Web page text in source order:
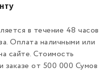
в течение 48 часов
Оплата наличными или
сайте. Стоимость
заказе от 500 000 Сумов